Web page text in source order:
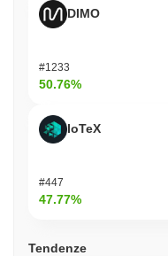
DIMO
#1233
50.76%
IoTeX
#447
47.77%
Tendenze